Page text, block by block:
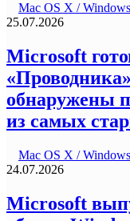
Mac OS X / Windows
25.07.2026
Microsoft
обнаружены
из самых
Mac OS X / Windows
24.07.2026
Microsoft